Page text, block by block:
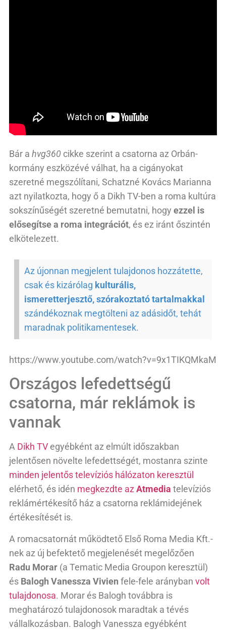
Bár a hvg360 cikke szerint a csatorna az Orbán-
kormány eszközévé válhat, ha a cigányokat
szeretné megszólítani, Schatzné Kovács Marianna
azt nyilatkozta, hogy ő a Dikh TV-ben a roma kultúra
sokszínűségét szeretné bemutatni, hogy ezzel is
elősegítse a roma integrációt, és ez iránt őszintén
elkötelezett.
Az újonnan megjelent tulajdonos hozzátette,
csak és kizárólag kulturális,
ismeretterjesztő, szórakoztató tartalmakkal
szándékoznak megtölteni az adásidőt, tehát
maradnak politikamentesek.
https://www.youtube.com/watch?v=9x1TIKQMkaM
Országos lefedettségű
csatorna, már reklámok is
vannak
A Dikh TV egyébként az elmúlt időszakban
jelentősen növelte lefedettségét, mostanra szinte
minden jelentős televíziós hálózaton keresztül
elérhető, és idén megkezdte azAtmedia televíziós
reklámértékesítő ház a csatorna reklámidejének
értékesítését is.
A romacsatornát működtető Első Roma Media Kft.-
nek az új befektető megjelenését megelőzően
Radu Morar (a Tematic Media Groupon keresztül)
és Balogh Vanessza Vivien fele-fele arányban volt
tulajdonosa. Morar és Balogh továbbra is
meghatározó tulajdonosok maradtak a tévés
vállalkozásban. Balogh Vanessza egyébként